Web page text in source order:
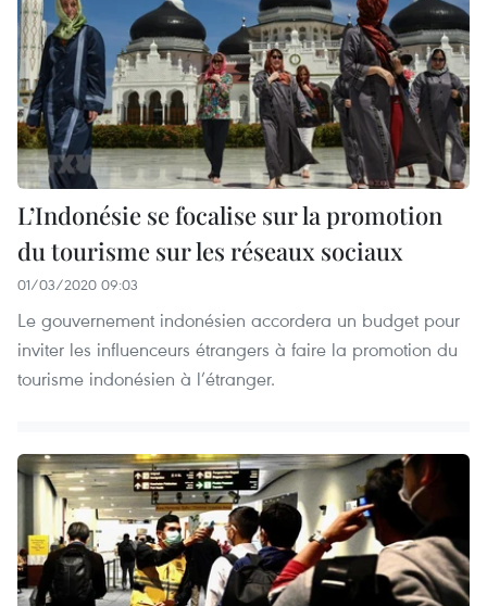
L’Indonésie se focalise sur la promotion
du tourisme sur les réseaux sociaux
01/03/2020 09:03
Le gouvernement indonésien accordera un budget pour
inviter les influenceurs étrangers à faire la promotion du
tourisme indonésien à l’étranger.